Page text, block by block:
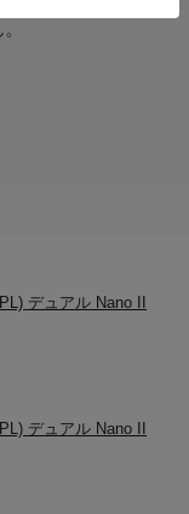
デュアル Nano II
デュアル Nano II